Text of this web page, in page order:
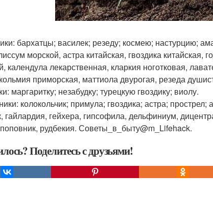
бархатцы; василек; резеду; космею; настурцию;
морской, астра китайская, гвоздика китайская,
календула лекарственная, кларкия ноготковая,
приморская, маттиола двурогая, резеда
маргаритку; незабудку; турецкую гвоздику; виолу.
колокольчик; примула; гвоздика; астра;
гайлардия, гейхера, гипсофила, дельфиниум,
рудбекия. Советы_в_быту@m_Lifehack.
Поделитесь с друзьями!